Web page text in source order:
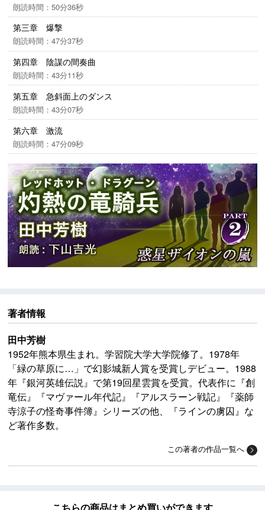
朗読時間：50分36秒
第三章 爆撃
朗読時間：47分37秒
第四章 陰謀の間奏曲
朗読時間：43分11秒
第五章 急斜面上のダンス
朗読時間：43分07秒
第六章 激流
朗読時間：47分09秒
著者情報
田中芳樹
1952年熊本県生まれ。学習院大学大学院修了。1978年
「緑の草原に…」で幻影城新人賞を受賞しデビュー。1988
年『銀河英雄伝説』で第19回星雲賞を受賞。代表作に『創
竜伝』『マヴァール年代記』『アルスラーン戦記』『薬師
寺涼子の怪奇事件簿』シリーズの他、『ラインの虜囚』な
ど著作多数。
この著者の作品一覧へ